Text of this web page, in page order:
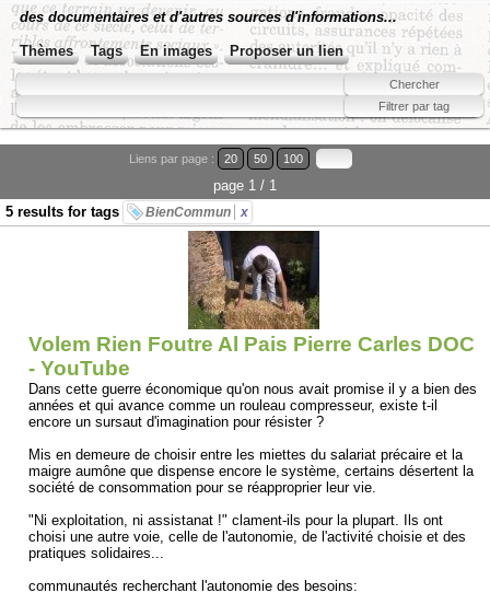
des documentaires et d'autres sources d'informations...
Thèmes Tags En images Proposer un lien
Liens par page : 20 50 100
page 1 / 1
5 results for tags
BienCommun x
Volem Rien Foutre Al Pais Pierre Carles DOC
- YouTube
Dans cette guerre économique qu'on nous avait promise il y a bien des
années et qui avance comme un rouleau compresseur, existe t-il
encore un sursaut d'imagination pour résister ?
Mis en demeure de choisir entre les miettes du salariat précaire et la
maigre aumône que dispense encore le système, certains désertent la
société de consommation pour se réapproprier leur vie.
"Ni exploitation, ni assistanat !" clament-ils pour la plupart. Ils ont
choisi une autre voie, celle de l'autonomie, de l'activité choisie et des
pratiques solidaires...
communautés recherchant l'autonomie des besoins: